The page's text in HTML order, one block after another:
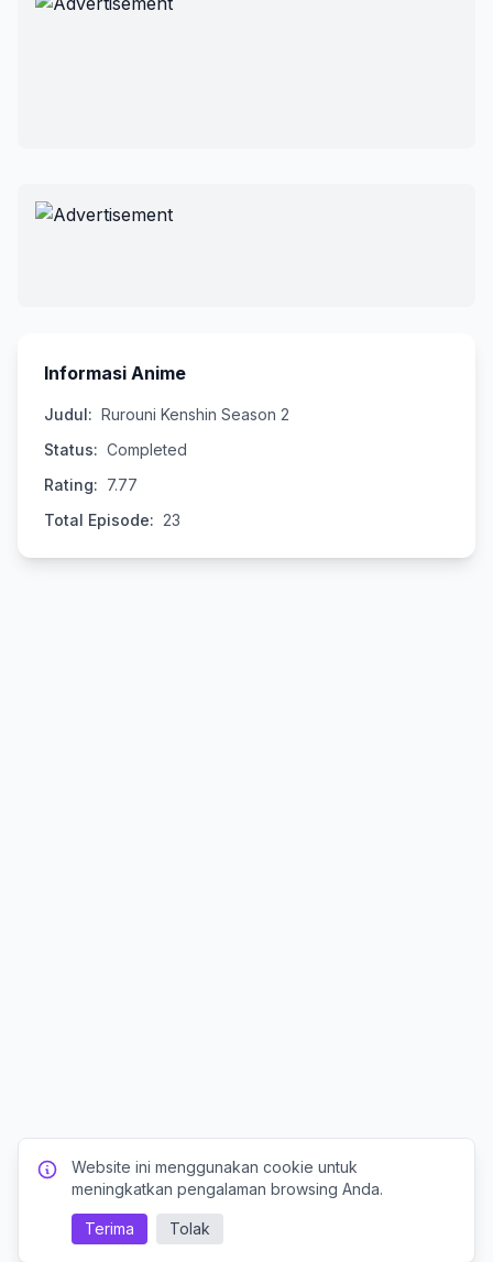
Informasi Anime
Judul: Rurouni Kenshin Season 2
Status: Completed
Rating: 7.77
Total Episode: 23
Website ini menggunakan cookie untuk
meningkatkan pengalaman browsing Anda.
Terima Tolak